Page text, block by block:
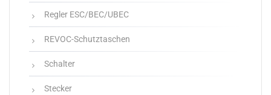
Regler ESC/BEC/UBEC
REVOC-Schutztaschen
Schalter
Stecker